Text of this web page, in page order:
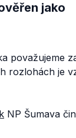
jako
považujeme
rozlohách je
NP Šumava